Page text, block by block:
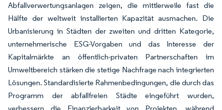
Abfallverwertungsanlagen zeigen, die mittlerweile fast die
Hälfte der weltweit installierten Kapazität ausmachen. Die
Urbanisierung in Städten der zweiten und dritten Kategorie,
unternehmerische ESG-Vorgaben und das Interesse der
Kapitalmärkte an öffentlich-privaten Partnerschaften im
Umweltbereich stärken die stetige Nachfrage nach integrierten
Lösungen. Standardisierte Rahmenbedingungen, die durch das
Programm der abfallfreien Städte eingeführt wurden,